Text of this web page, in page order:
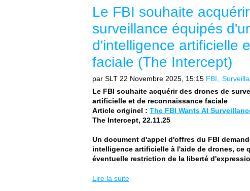
Le FBI souhaite
surveillance équipés
d'intelligence artificielle
faciale (The Intercept)
par SLT 22 Novembre 2025, 15:15 FBI
Le FBI souhaite acquérir des drones de
artificielle et de reconnaissance faciale
Article originel : The FBI Wants AI
The Intercept, 22.11.25
Un document d'appel d'offres du FBI
intelligence artificielle à l'aide de drones, ce
éventuelle restriction de la liberté
Lire la suite